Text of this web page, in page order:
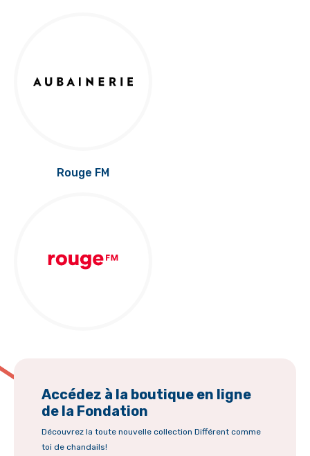
Rouge FM
Accédez à la boutique en ligne
de la Fondation
Découvrez la toute nouvelle collection Différent comme
toi de chandails!